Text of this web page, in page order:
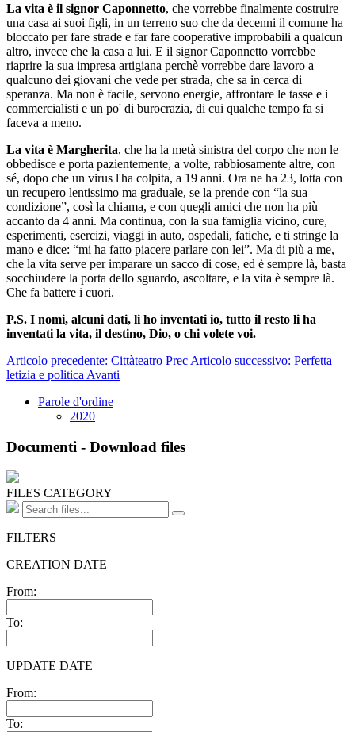
La vita è il signor Caponnetto, che vorrebbe finalmente costruire
una casa ai suoi figli, in un terreno suo che da decenni il comune ha
bloccato per fare strade e far fare cooperative improbabili a qualcun
altro, invece che la casa a lui. E il signor Caponnetto vorrebbe
riaprire la sua impresa artigiana perchè vorrebbe dare lavoro a
qualcuno dei giovani che vede per strada, che sa in cerca di
speranza. Ma non è facile, servono energie, affrontare le tasse e i
commercialisti e un po' di burocrazia, di cui qualche tempo fa si
faceva a meno.
La vita è Margherita, che ha la metà sinistra del corpo che non le
obbedisce e porta pazientemente, a volte, rabbiosamente altre, con
sé, dopo che un virus l'ha colpita, a 19 anni. Ora ne ha 23, lotta con
un recupero lentissimo ma graduale, se la prende con “la sua
condizione”, così la chiama, e con quegli amici che non ha più
accanto da 4 anni. Ma continua, con la sua famiglia vicino, cure,
esperimenti, esercizi, viaggi in auto, ospedali, fatiche, e ti stringe la
mano e dice: “mi ha fatto piacere parlare con lei”. Ma di più a me,
che la vita serve per imparare un sacco di cose, ed è sempre là, basta
socchiudere la porta dello sguardo, ascoltare, e la vita è sempre là.
Che fa battere i cuori.
P.S. I nomi, alcuni dati, li ho inventati io, tutto il resto li ha
inventati la vita, il destino, Dio, o chi volete voi.
Articolo precedente: Cittàteatro Prec Articolo successivo: Perfetta
letizia e politica Avanti
Parole d'ordine
2020
Documenti - Download files
FILES CATEGORY
FILTERS
CREATION DATE
From:
To:
UPDATE DATE
From:
To: